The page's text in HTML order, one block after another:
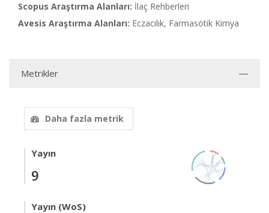
Scopus Araştırma Alanları: İlaç Rehberleri
Avesis Araştırma Alanları: Eczacılık, Farmasötik Kimya
Metrikler
Daha fazla metrik
Yayın
9
Yayın (WoS)